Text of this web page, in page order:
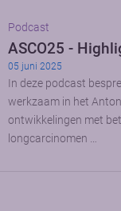
Podcast
ASCO25 -
05 juni 2025
In deze podcast
werkzaam in het
ontwikkelingen met
longcarcinomen …